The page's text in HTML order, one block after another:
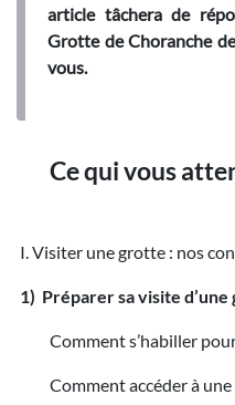
article tâchera de
Grotte de Choranche
vous.
Ce qui vous
I. Visiter une grotte : nos
1) Préparer sa visite
Comment s’habiller pour
Comment accéder à une